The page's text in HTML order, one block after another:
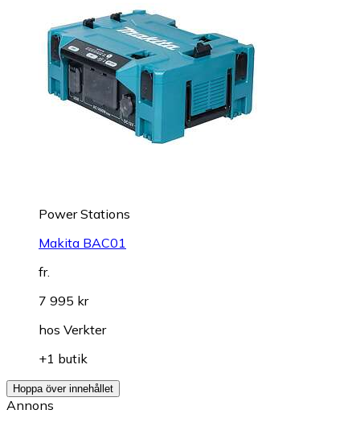
Power Stations
Makita BAC01
fr.
7 995 kr
hos Verkter
+1 butik
Hoppa över innehållet
Annons